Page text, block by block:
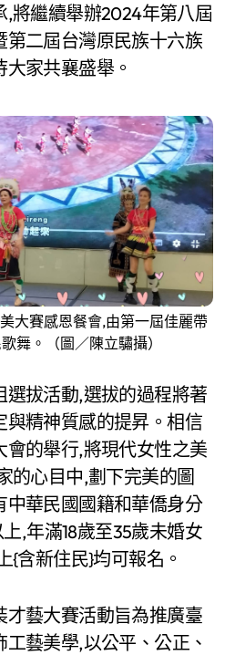
,將繼續舉辦2024年第八屆
第二屆台灣原民族十六族
家共襄盛舉。
大賽感恩餐會,由第一屆佳麗帶
舞。（圖／陳立驌攝）
選拔活動,選拔的過程將著
與精神質感的提昇。相信
會的舉行,將現代女性之美
的心目中,劃下完美的圖
中華民國國籍和華僑身分
,年滿18歲至35歲未婚女
{含新住民}均可報名。
才藝大賽活動旨為推廣臺
藝美學,以公平、公正、